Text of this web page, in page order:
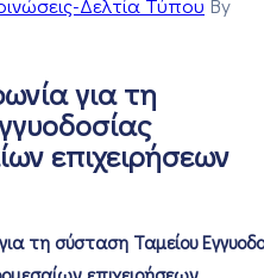
για τη
επιχειρήσεων
τη σύσταση Ταμείου